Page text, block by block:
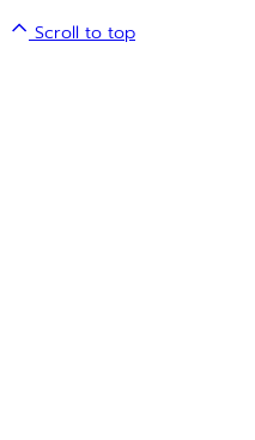
Scroll to top